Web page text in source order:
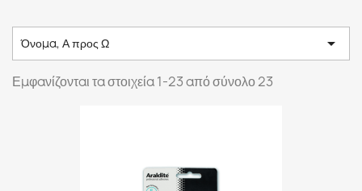
Όνομα, Α προς Ω 
Εμφανίζονται τα στοιχεία 1-23 από σύνολο 23